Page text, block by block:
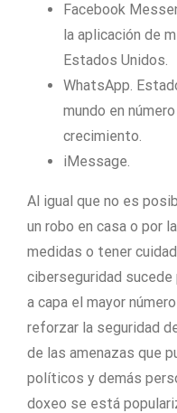
Facebook
la aplicación de
Estados Unidos.
WhatsApp.
mundo en
crecimiento.
iMessage.
Al igual que no es
un robo en casa o por
medidas o tener
ciberseguridad sucede
a capa el mayor
reforzar la seguridad
de las amenazas que
políticos y demás
doxeo se está